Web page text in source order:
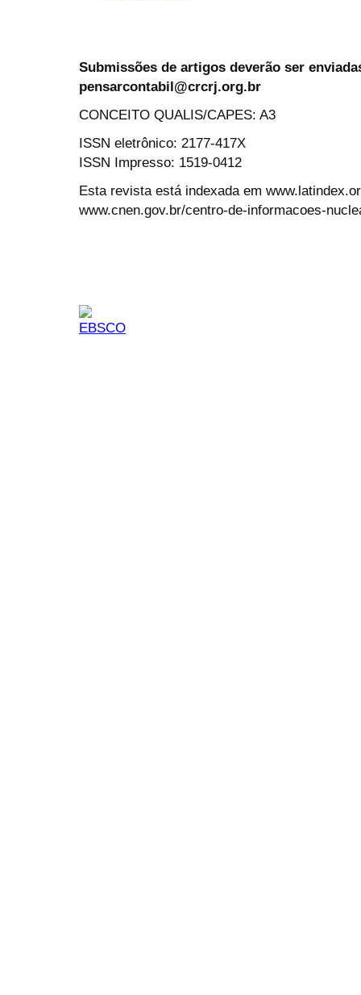
Submissões de artigos deverão ser
pensarcontabil@crcrj.org.br
CONCEITO QUALIS/CAPES: A3
ISSN eletrônico: 2177-417X
ISSN Impresso: 1519-0412
Esta revista está indexada em
www.cnen.gov.br/centro-de-informacoes-